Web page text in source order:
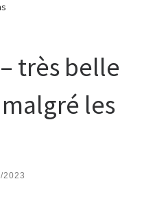
– très belle
les
2023